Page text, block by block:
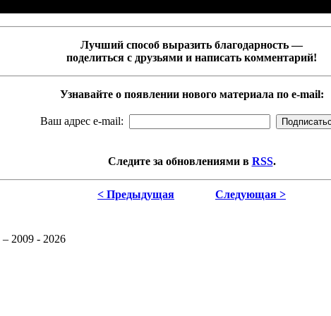
Лучший способ выразить благодарность —
поделиться с друзьями и написать комментарий!
Узнавайте о появлении нового материала по e-mail:
Ваш адрес e-mail:
Следите за обновлениями в RSS.
< Предыдущая Следующая >
– 2009 - 2026